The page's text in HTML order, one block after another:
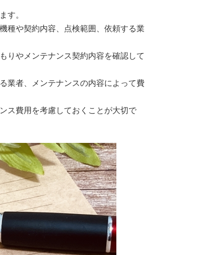
す。
種や契約内容、点検範囲、依頼する業
りやメンテナンス契約内容を確認して
業者、メンテナンスの内容によって費
ス費用を考慮しておくことが大切で